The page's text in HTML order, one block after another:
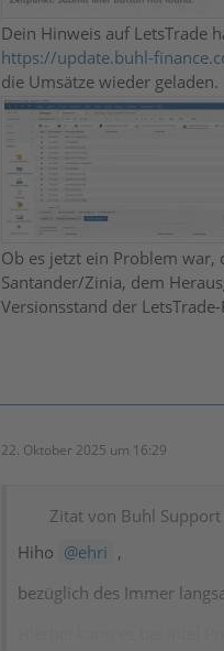
Dein Hinweis auf LetsTrade
https://update.buhl-
die Umsätze wieder geladen.
Ob es jetzt ein Problem
Santander/Zinia, dem
Versionsstand der
22. Oktober 2025 um 16:29
Zitat von Buhl
Hiho
ehri ,
bezüglich des Immer